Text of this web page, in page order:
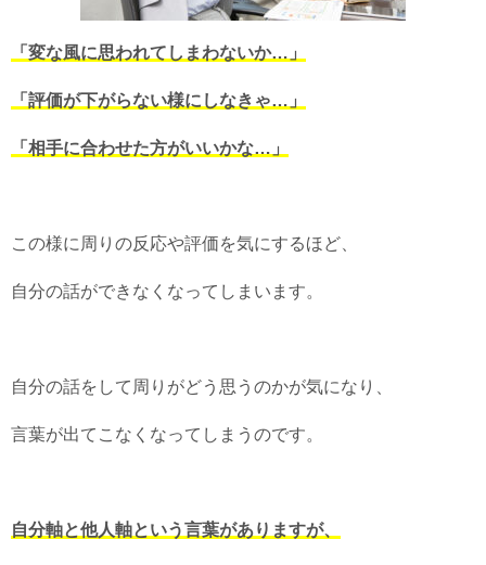
「変な風に思われてしまわないか…」
「評価が下がらない様にしなきゃ…」
「相手に合わせた方がいいかな…」
この様に周りの反応や評価を気にするほど、
自分の話ができなくなってしまいます。
自分の話をして周りがどう思うのかが気になり、
言葉が出てこなくなってしまうのです。
自分軸と他人軸という言葉がありますが、